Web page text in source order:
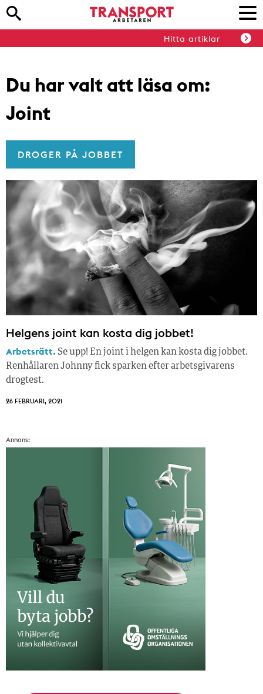
Hitta artiklar
Du har valt att läsa om:
Joint
DROGER PÅ JOBBET
Helgens joint kan kosta dig jobbet!
Arbetsrätt.Se upp! En joint i helgen kan kosta dig jobbet.
Renhållaren Johnny fick sparken efter arbetsgivarens
drogtest.
26 FEBRUARI, 2021
Annons: